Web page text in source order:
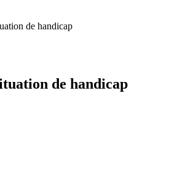
de handicap
de handicap